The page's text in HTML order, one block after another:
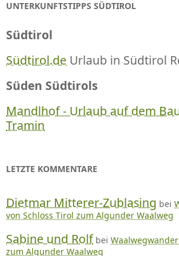
UNTERKUNFTSTIPPS SÜDTIROL
Südtirol
Südtirol.de Urlaub in Südtirol
Süden Südtirols
Mandlhof - Urlaub auf dem
Tramin
LETZTE KOMMENTARE
Dietmar Mitterer-Zublasing bei
von Schloss Tirol zum Algunder Waalweg
Sabine und Rolf bei
zum Algunder Waalweg